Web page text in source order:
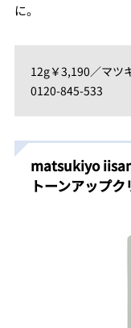
に。
12g￥3,190／マツ
0120-845-533
matsukiyo
トーンアップク